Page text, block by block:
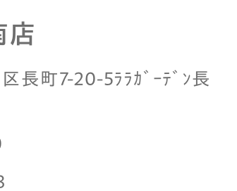
店
長町7-20-5ﾗﾗｶﾞｰﾃﾞﾝ長